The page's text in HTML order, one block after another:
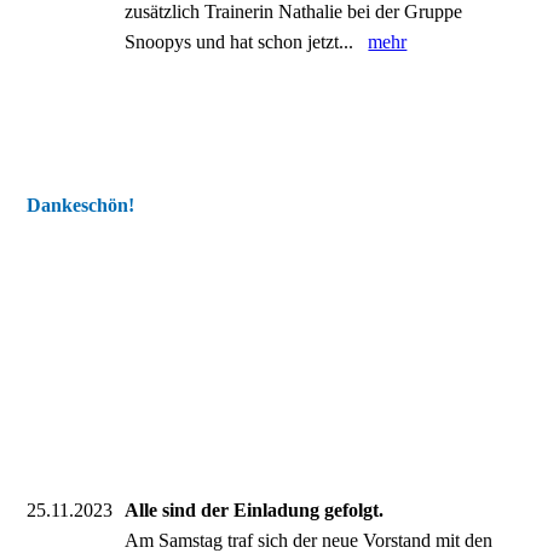
zusätzlich Trainerin Nathalie bei der Gruppe
Snoopys und hat schon jetzt...mehr
Dankeschön!
25.11.2023
Alle sind der Einladung gefolgt.
Am Samstag traf sich der neue Vorstand mit den